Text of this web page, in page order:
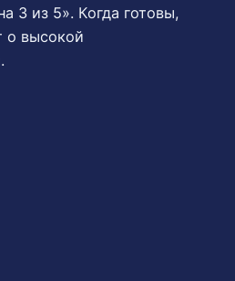
3 из 5». Когда готовы,
о высокой